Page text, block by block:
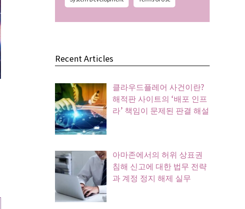
Recent Articles
클라우드플레어 사건이란?
해적판 사이트의 ‘배포 인프
라’ 책임이 문제된 판결 해설
아마존에서의 허위 상표권
침해 신고에 대한 법무 전략
과 계정 정지 해제 실무